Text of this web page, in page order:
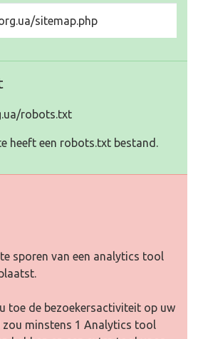
sitemap.php
robots.txt
heeft een robots.txt bestand.
sporen van een analytics tool
toe de bezoekersactiviteit op uw
zou minstens 1 Analytics tool